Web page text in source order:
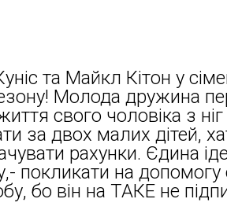
та Майкл Кітон у
Молода дружина
свого чоловіка з
за двох малих дітей,
рахунки. Єдина
покликати на допомогу
бо він на ТАКЕ не